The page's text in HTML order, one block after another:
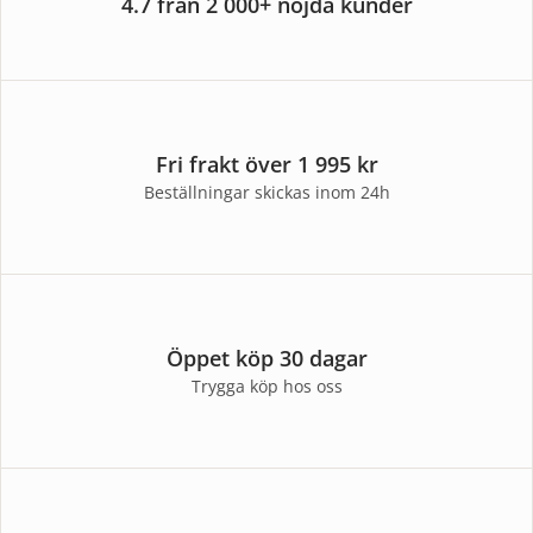
Fri frakt över 1 995 kr
Beställningar skickas inom 24h
Öppet köp 30 dagar
Trygga köp hos oss